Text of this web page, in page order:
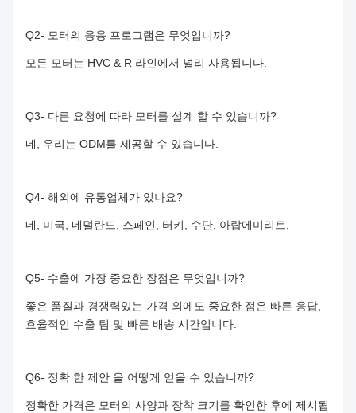
Q2- 모터의 응용 프로그램은 무엇입니까?
모든 모터는 HVC & R 라인에서 널리 사용됩니다.
Q3- 다른 요청에 따라 모터를 설계 할 수 있습니까?
네, 우리는 ODM를 제공할 수 있습니다.
Q4- 해외에 유통업체가 있나요?
네, 미국, 네덜란드, 스페인, 터키, 수단, 아랍에미리트,
Q5- 수출에 가장 중요한 장점은 무엇입니까?
좋은 품질과 경쟁력있는 가격 외에도 중요한 점은 빠른 응답,
효율적인 수출 팀 및 빠른 배송 시간입니다.
Q6- 정확 한 제안 을 어떻게 얻을 수 있습니까?
정확한 가격은 모터의 사양과 장착 크기를 확인한 후에 제시됩